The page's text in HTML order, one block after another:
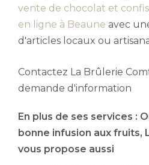
vente de chocolat et
en ligne à Beaune avec
d'articles locaux ou
Contactez La Brûlerie
demande d'information
En plus de ses services :
bonne infusion aux fruits,
vous propose aussi